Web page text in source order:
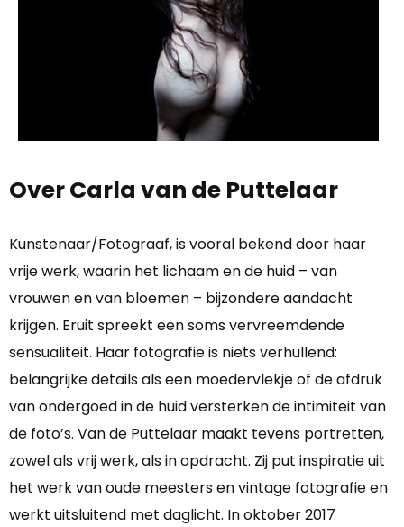
Over Carla van de Puttelaar
Kunstenaar/Fotograaf, is vooral bekend door haar
vrije werk, waarin het lichaam en de huid – van
vrouwen en van bloemen – bijzondere aandacht
krijgen. Eruit spreekt een soms vervreemdende
sensualiteit. Haar fotografie is niets verhullend:
belangrijke details als een moedervlekje of de afdruk
van ondergoed in de huid versterken de intimiteit van
de foto’s. Van de Puttelaar maakt tevens portretten,
zowel als vrij werk, als in opdracht. Zij put inspiratie uit
het werk van oude meesters en vintage fotografie en
werkt uitsluitend met daglicht. In oktober 2017